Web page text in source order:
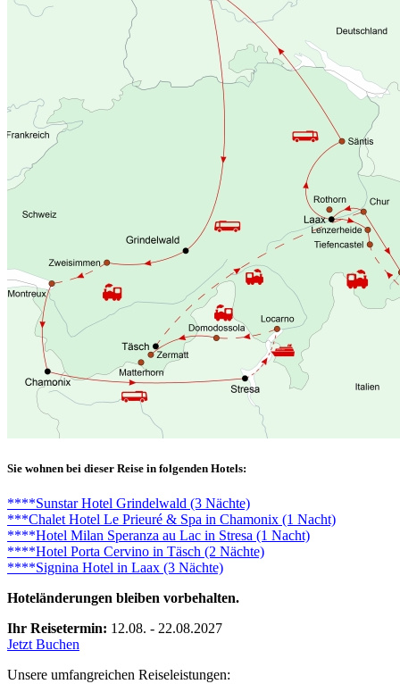
Sie wohnen bei dieser Reise in folgenden Hotels:
****Sunstar Hotel Grindelwald (3 Nächte)
***Chalet Hotel Le Prieuré & Spa in Chamonix (1 Nacht)
****Hotel Milan Speranza au Lac in Stresa (1 Nacht)
****Hotel Porta Cervino in Täsch (2 Nächte)
****Signina Hotel in Laax (3 Nächte)
Hoteländerungen bleiben vorbehalten.
Ihr Reisetermin: 12.08. - 22.08.2027
Jetzt Buchen
Unsere umfangreichen Reiseleistungen: